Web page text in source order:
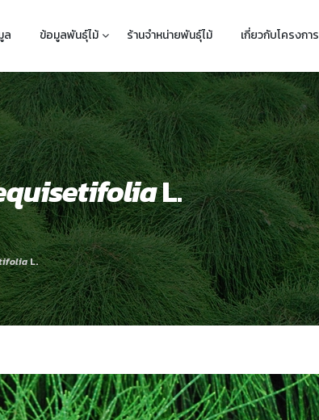
ล ข้อมูลพันธุ์ไม้ ร้านจำหน่ายพันธุ์ไม้ เกี่ยวกับโครงการ
L.
L.